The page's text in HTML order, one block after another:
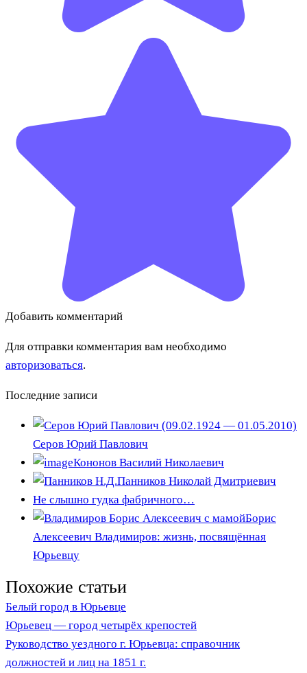
Добавить комментарий
Для отправки комментария вам необходимо
авторизоваться.
Последние записи
Серов Юрий Павлович
Кононов Василий Николаевич
Панников Николай Дмитриевич
Не слышно гудка фабричного…
Борис
Алексеевич Владимиров: жизнь, посвящённая
Юрьевцу
Похожие статьи
Белый город в Юрьевце
Юрьевец — город четырёх крепостей
Руководство уездного г. Юрьевца: справочник
должностей и лиц на 1851 г.